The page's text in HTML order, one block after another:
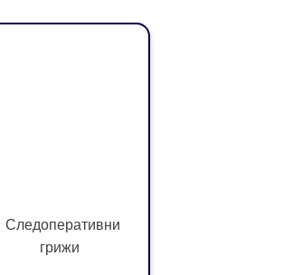
Следоперативни
грижи